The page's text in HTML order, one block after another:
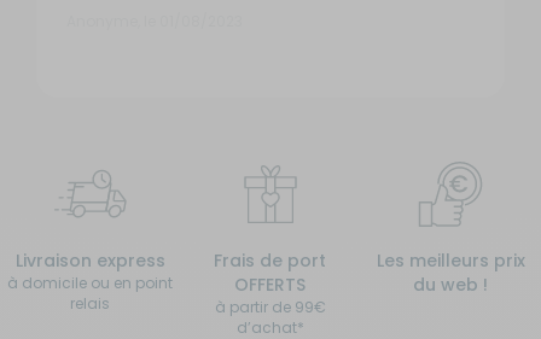
Livraison express
à domicile ou en point
relais
Frais de port
OFFERTS
à partir de 99€
d’achat*
Les meilleurs prix
du web !